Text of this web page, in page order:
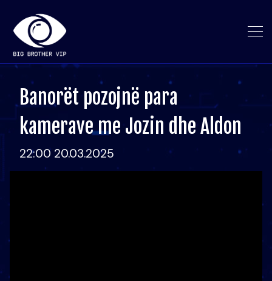
Banorët pozojnë para
kamerave me Jozin dhe Aldon
22:00 20.03.2025